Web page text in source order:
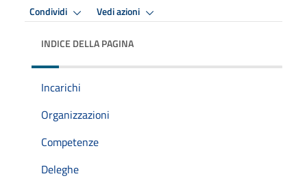
Condividi Vedi azioni
INDICE DELLA PAGINA
Incarichi
Organizzazioni
Competenze
Deleghe